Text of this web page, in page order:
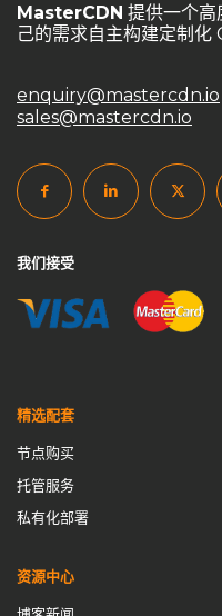
MasterCDN 提供一个高
己的需求自主构建定制化
enquiry@mastercdn.io
sales@mastercdn.io
我们接受
精选配套
节点购买
托管服务
私有化部署
资源中心